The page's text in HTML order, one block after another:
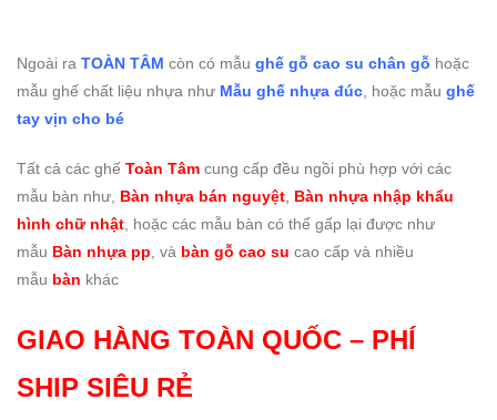
Ngoài ra TOÀN TÂM còn có mẫu ghế gỗ cao su chân gỗ hoặc
mẫu ghế chất liệu nhựa như Mẫu ghế nhựa đúc , hoặc mẫu ghế
tay vịn cho bé
Tất cả các ghế Toàn Tâm cung cấp đều ngồi phù hợp với các
mẫu bàn như, Bàn nhựa bán nguyệt Bàn nhựa nhập khẩu
hình chữ nhật , hoặc các mẫu bàn có thể gấp lại được như
mẫu Bàn nhựa pp , và bàn gỗ cao su cao cấp và nhiều
mẫu bàn khác
GIAO HÀNG TOÀN QUỐC – PHÍ
SHIP SIÊU RẺ